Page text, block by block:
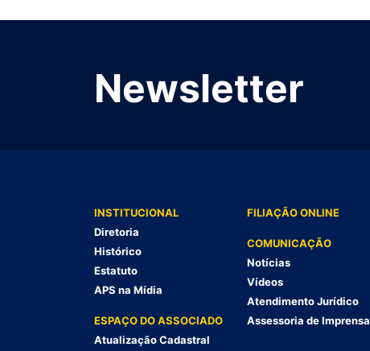
Newsletter
INSTITUCIONAL
Diretoria
Histórico
Estatuto
APS na Mídia
ESPAÇO DO ASSOCIADO
Atualização Cadastral
FILIAÇÃO ONLINE
COMUNICAÇÃO
Notícias
Vídeos
Atendimento Jurídico
Assessoria de Imprensa